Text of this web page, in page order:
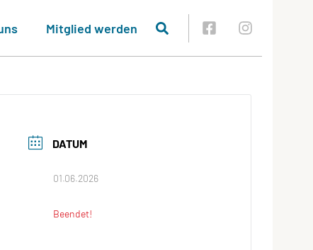
Mitglied werden
DATUM
01.06.2026
Beendet!